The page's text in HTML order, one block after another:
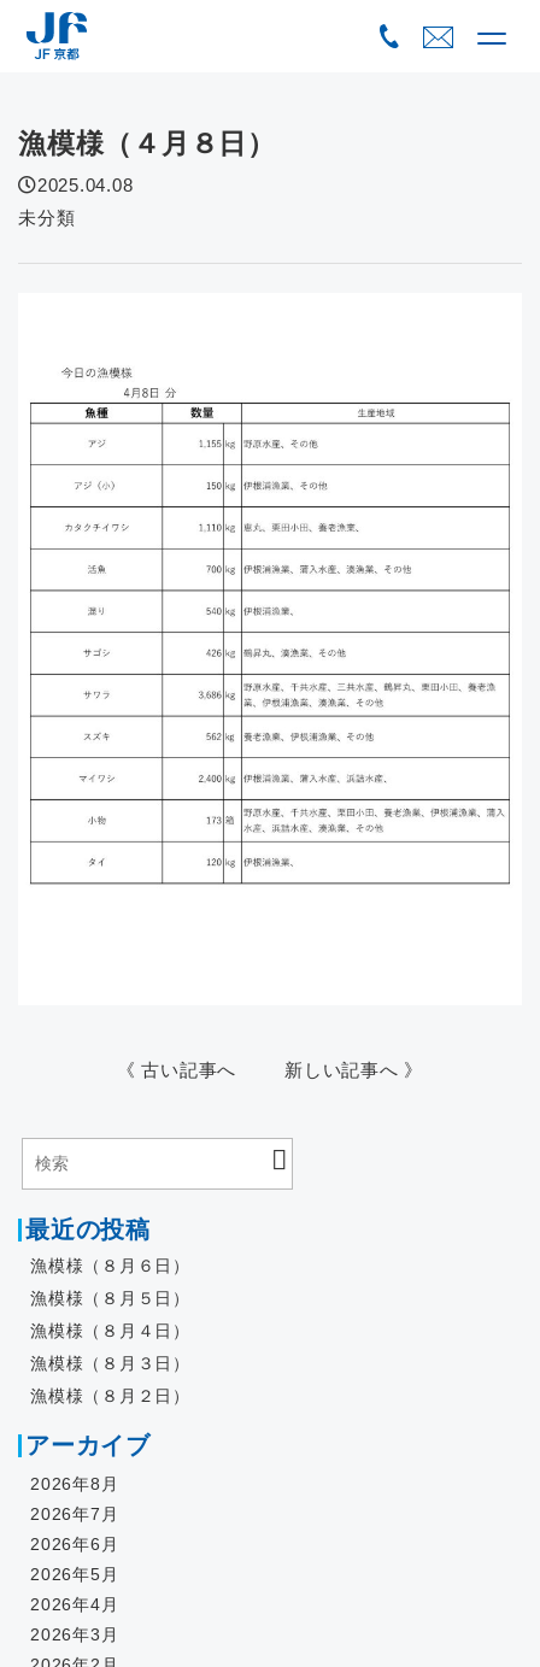
漁模様（４月８日）
2025.04.08
未分類
《 古い記事へ 新しい記事へ 》
最近の投稿
漁模様（８月６日）
漁模様（８月５日）
漁模様（８月４日）
漁模様（８月３日）
漁模様（８月２日）
アーカイブ
2026年8月
2026年7月
2026年6月
2026年5月
2026年4月
2026年3月